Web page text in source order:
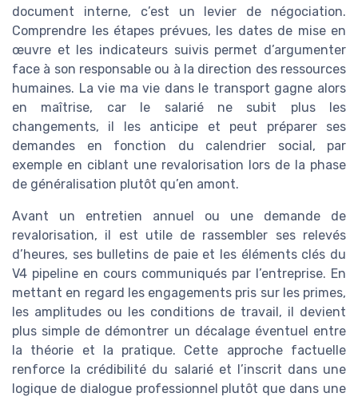
document interne, c’est un levier de négociation.
Comprendre les étapes prévues, les dates de mise en
œuvre et les indicateurs suivis permet d’argumenter
face à son responsable ou à la direction des ressources
humaines. La vie ma vie dans le transport gagne alors
en maîtrise, car le salarié ne subit plus les
changements, il les anticipe et peut préparer ses
demandes en fonction du calendrier social, par
exemple en ciblant une revalorisation lors de la phase
de généralisation plutôt qu’en amont.
Avant un entretien annuel ou une demande de
revalorisation, il est utile de rassembler ses relevés
d’heures, ses bulletins de paie et les éléments clés du
V4 pipeline en cours communiqués par l’entreprise. En
mettant en regard les engagements pris sur les primes,
les amplitudes ou les conditions de travail, il devient
plus simple de démontrer un décalage éventuel entre
la théorie et la pratique. Cette approche factuelle
renforce la crédibilité du salarié et l’inscrit dans une
logique de dialogue professionnel plutôt que dans une